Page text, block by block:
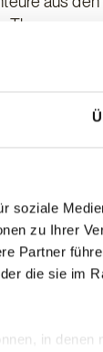
soziale
zu Ihrer
Partner
die sie im
in denen
Darüber
In einer
ihr